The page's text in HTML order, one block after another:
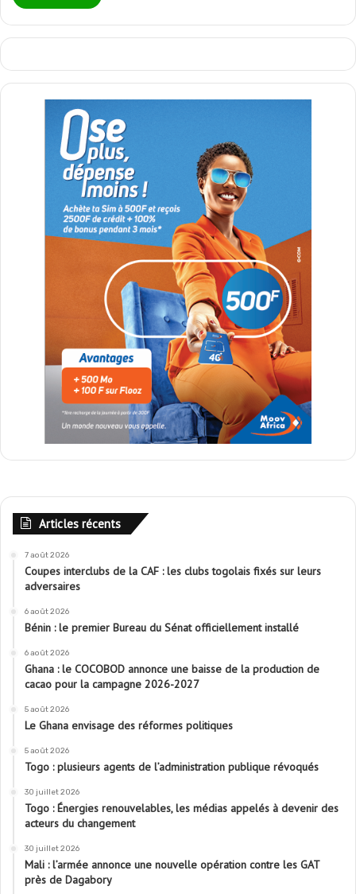
Articles récents
7 août 2026
Coupes interclubs de la CAF : les clubs togolais fixés sur leurs
adversaires
6 août 2026
Bénin : le premier Bureau du Sénat officiellement installé
6 août 2026
Ghana : le COCOBOD annonce une baisse de la production de
cacao pour la campagne 2026-2027
5 août 2026
Le Ghana envisage des réformes politiques
5 août 2026
Togo : plusieurs agents de l’administration publique révoqués
30 juillet 2026
Togo : Énergies renouvelables, les médias appelés à devenir des
acteurs du changement
30 juillet 2026
Mali : l’armée annonce une nouvelle opération contre les GAT
près de Dagabory